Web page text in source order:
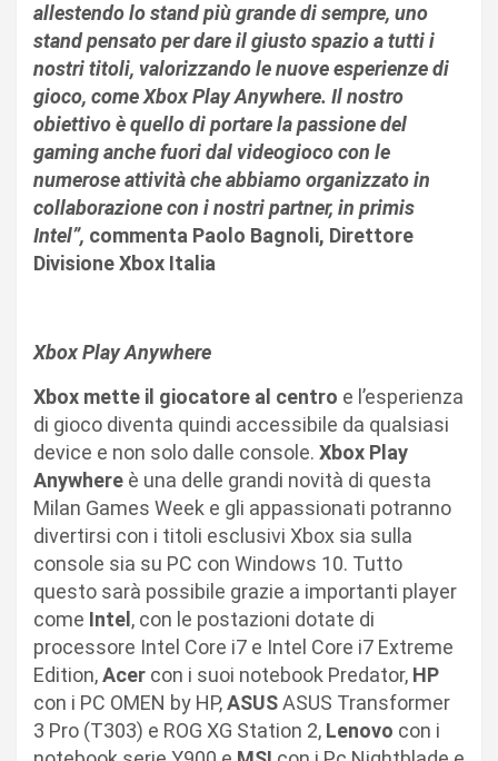
allestendo lo stand più grande di sempre, uno
stand pensato per dare il giusto spazio a tutti i
nostri titoli, valorizzando le nuove esperienze di
gioco, come Xbox Play Anywhere. Il nostro
obiettivo è quello di portare la passione del
gaming anche fuori dal videogioco con le
numerose attività che abbiamo organizzato in
collaborazione con i nostri partner, in primis
Intel”, commenta Paolo Bagnoli, Direttore
Divisione Xbox Italia
Xbox Play Anywhere
Xbox mette il giocatore al centro e l’esperienza
di gioco diventa quindi accessibile da qualsiasi
device e non solo dalle console. Xbox Play
Anywhere è una delle grandi novità di questa
Milan Games Week e gli appassionati potranno
divertirsi con i titoli esclusivi Xbox sia sulla
console sia su PC con Windows 10. Tutto
questo sarà possibile grazie a importanti player
come Intel , con le postazioni dotate di
processore Intel Core i7 e Intel Core i7 Extreme
Edition,Acer con i suoi notebook Predator, HP
con i PC OMEN by HP,ASUSASUS Transformer
3 Pro (T303) e ROG XG Station 2, Lenovo con i